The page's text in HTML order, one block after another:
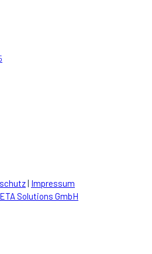
Impressum
Solutions GmbH